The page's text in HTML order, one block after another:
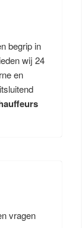
begrip in
wij 24
en
vragen